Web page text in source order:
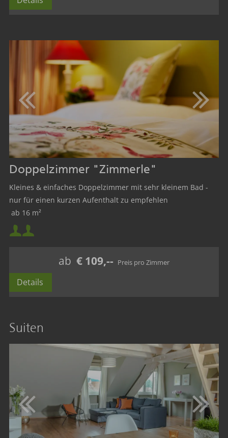
Doppelzimmer "Zimmerle"
Kleines & einfaches Doppelzimmer mit sehr kleinem Bad -
nur für einen kurzen Aufenthalt zu empfehlen
ab 16 m²
Mindestbelegung:
Maximalbelegung:
ab € 109,--
Details
Suiten